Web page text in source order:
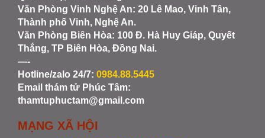
Văn Phòng Vinh Nghệ An: 20 Lê Mao, Vinh Tân,
Thành phố Vinh, Nghệ An.
Văn Phòng Biên Hòa: 100 Đ. Hà Huy Giáp, Quyết
Thắng, TP Biên Hòa, Đồng Nai.
—-
Hotline/zalo 24/7: 0984.88.5445
Email thám tử Phúc Tâm:
thamtuphuctam@gmail.com
MẠNG XÃ HỘI